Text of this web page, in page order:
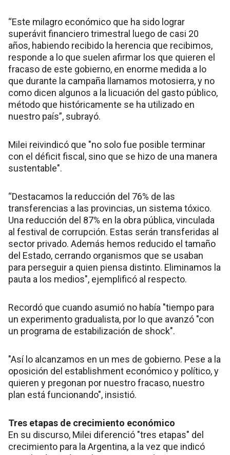
“Este milagro económico que ha sido lograr
superávit financiero trimestral luego de casi 20
años, habiendo recibido la herencia que recibimos,
responde a lo que suelen afirmar los que quieren el
fracaso de este gobierno, en enorme medida a lo
que durante la campaña llamamos motosierra, y no
como dicen algunos a la licuación del gasto público,
método que históricamente se ha utilizado en
nuestro país”, subrayó.
Milei reivindicó que "no solo fue posible terminar
con el déficit fiscal, sino que se hizo de una manera
sustentable".
“Destacamos la reducción del 76% de las
transferencias a las provincias, un sistema tóxico.
Una reducción del 87% en la obra pública, vinculada
al festival de corrupción. Estas serán transferidas al
sector privado. Además hemos reducido el tamaño
del Estado, cerrando organismos que se usaban
para perseguir a quien piensa distinto. Eliminamos la
pauta a los medios", ejemplificó al respecto.
Recordó que cuando asumió no había "tiempo para
un experimento gradualista, por lo que avanzó "con
un programa de estabilización de shock".
"Así lo alcanzamos en un mes de gobierno. Pese a la
oposición del establishment económico y político, y
quieren y pregonan por nuestro fracaso, nuestro
plan está funcionando", insistió.
Tres etapas de crecimiento económico
En su discurso, Milei diferenció "tres etapas" del
crecimiento para la Argentina, a la vez que indicó